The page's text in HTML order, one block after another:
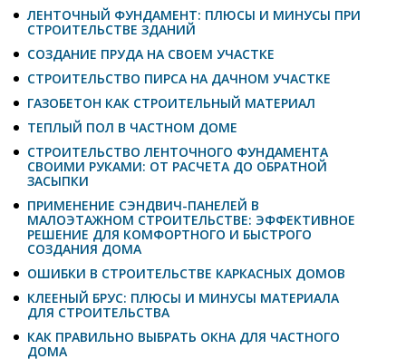
ЛЕНТОЧНЫЙ ФУНДАМЕНТ: ПЛЮСЫ И МИНУСЫ ПРИ
СТРОИТЕЛЬСТВЕ ЗДАНИЙ
СОЗДАНИЕ ПРУДА НА СВОЕМ УЧАСТКЕ
СТРОИТЕЛЬСТВО ПИРСА НА ДАЧНОМ УЧАСТКЕ
ГАЗОБЕТОН КАК СТРОИТЕЛЬНЫЙ МАТЕРИАЛ
ТЕПЛЫЙ ПОЛ В ЧАСТНОМ ДОМЕ
СТРОИТЕЛЬСТВО ЛЕНТОЧНОГО ФУНДАМЕНТА
СВОИМИ РУКАМИ: ОТ РАСЧЕТА ДО ОБРАТНОЙ
ЗАСЫПКИ
ПРИМЕНЕНИЕ СЭНДВИЧ-ПАНЕЛЕЙ В
МАЛОЭТАЖНОМ СТРОИТЕЛЬСТВЕ: ЭФФЕКТИВНОЕ
РЕШЕНИЕ ДЛЯ КОМФОРТНОГО И БЫСТРОГО
СОЗДАНИЯ ДОМА
ОШИБКИ В СТРОИТЕЛЬСТВЕ КАРКАСНЫХ ДОМОВ
КЛЕЕНЫЙ БРУС: ПЛЮСЫ И МИНУСЫ МАТЕРИАЛА
ДЛЯ СТРОИТЕЛЬСТВА
КАК ПРАВИЛЬНО ВЫБРАТЬ ОКНА ДЛЯ ЧАСТНОГО
ДОМА